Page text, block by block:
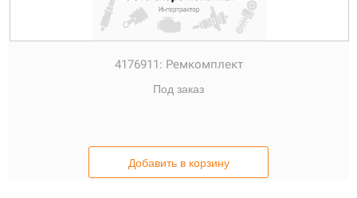
4176911: Ремкомплект
Под заказ
Добавить в корзину